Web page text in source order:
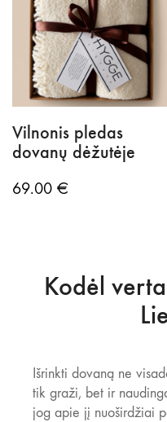
Vilnonis pledas
dovanų dėžutėje
69.00 €
Kodėl
Išrinkti dovaną ne
tik graži, bet ir
jog apie jį nuoširdžiai